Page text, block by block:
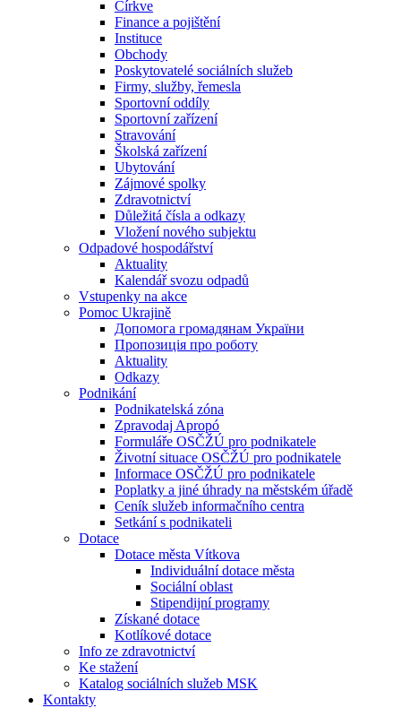
Církve
Finance a pojištění
Instituce
Obchody
Poskytovatelé sociálních služeb
Firmy, služby, řemesla
Sportovní oddíly
Sportovní zařízení
Stravování
Školská zařízení
Ubytování
Zájmové spolky
Zdravotnictví
Důležitá čísla a odkazy
Vložení nového subjektu
Odpadové hospodářství
Aktuality
Kalendář svozu odpadů
Vstupenky na akce
Pomoc Ukrajině
Допомога громадянам України
Пропозиція про роботу
Aktuality
Odkazy
Podnikání
Podnikatelská zóna
Zpravodaj Apropó
Formuláře OSČŽÚ pro podnikatele
Životní situace OSČŽÚ pro podnikatele
Informace OSČŽÚ pro podnikatele
Poplatky a jiné úhrady na městském úřadě
Ceník služeb informačního centra
Setkání s podnikateli
Dotace
Dotace města Vítkova
Individuální dotace města
Sociální oblast
Stipendijní programy
Získané dotace
Kotlíkové dotace
Info ze zdravotnictví
Ke stažení
Katalog sociálních služeb MSK
Kontakty